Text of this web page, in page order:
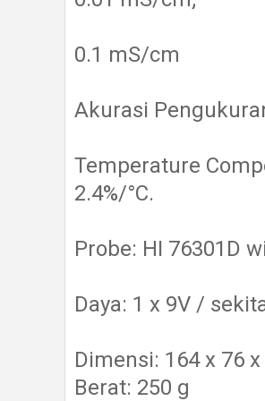
0.1 mS/cm
Akurasi
Temperature
2.4%/°C.
Probe: HI 76301D
Daya: 1 x 9V /
Dimensi: 164 x 76
Berat: 250 g